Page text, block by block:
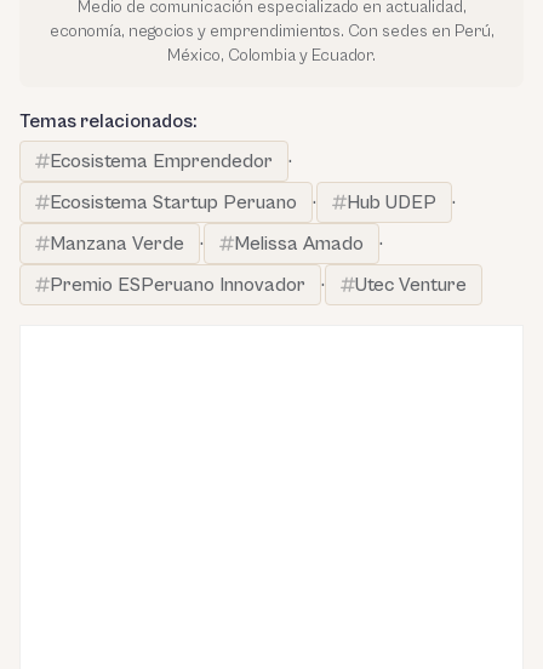
Medio de comunicación especializado en actualidad,
economía, negocios y emprendimientos. Con sedes en Perú,
México, Colombia y Ecuador.
Temas relacionados:
Ecosistema Emprendedor
·
Ecosistema Startup Peruano
· Hub UDEP
·
Manzana Verde
· Melissa Amado
·
Premio ESPeruano Innovador
· Utec Venture